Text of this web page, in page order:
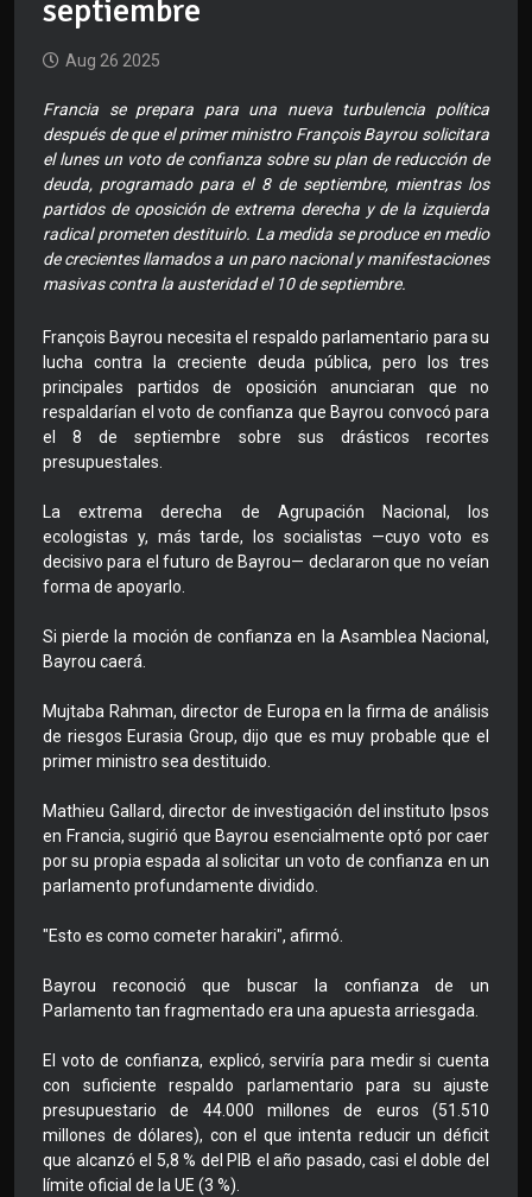
septiembre
Aug 26 2025
Francia se prepara para una nueva turbulencia política
después de que el primer ministro François Bayrou solicitara
el lunes un voto de confianza sobre su plan de reducción de
deuda, programado para el 8 de septiembre, mientras los
partidos de oposición de extrema derecha y de la izquierda
radical prometen destituirlo. La medida se produce en medio
de crecientes llamados a un paro nacional y manifestaciones
masivas contra la austeridad el 10 de septiembre.
François Bayrou necesita el respaldo parlamentario para su
lucha contra la creciente deuda pública, pero los tres
principales partidos de oposición anunciaran que no
respaldarían el voto de confianza que Bayrou convocó para
el 8 de septiembre sobre sus drásticos recortes
presupuestales.
La extrema derecha de Agrupación Nacional, los
ecologistas y, más tarde, los socialistas —cuyo voto es
decisivo para el futuro de Bayrou— declararon que no veían
forma de apoyarlo.
Si pierde la moción de confianza en la Asamblea Nacional,
Bayrou caerá.
Mujtaba Rahman, director de Europa en la firma de análisis
de riesgos Eurasia Group, dijo que es muy probable que el
primer ministro sea destituido.
Mathieu Gallard, director de investigación del instituto Ipsos
en Francia, sugirió que Bayrou esencialmente optó por caer
por su propia espada al solicitar un voto de confianza en un
parlamento profundamente dividido.
"Esto es como cometer harakiri", afirmó.
Bayrou reconoció que buscar la confianza de un
Parlamento tan fragmentado era una apuesta arriesgada.
El voto de confianza, explicó, serviría para medir si cuenta
con suficiente respaldo parlamentario para su ajuste
presupuestario de 44.000 millones de euros (51.510
millones de dólares), con el que intenta reducir un déficit
que alcanzó el 5,8 % del PIB el año pasado, casi el doble del
límite oficial de la UE (3 %).